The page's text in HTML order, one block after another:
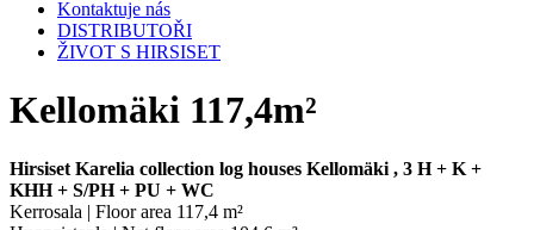
Kontaktuje nás
DISTRIBUTOŘI
ŽIVOT S HIRSISET
Kellomäki 117,4m²
Hirsiset Karelia collection log houses Kellomäki , 3 H + K +
KHH + S/PH + PU + WC
Kerrosala | Floor area 117,4 m²